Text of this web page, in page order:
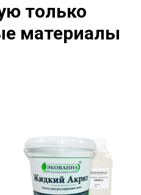
только
материалы